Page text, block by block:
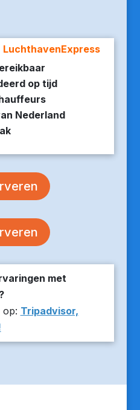
op tijd
Nederland
met
op: Tripadvisor,